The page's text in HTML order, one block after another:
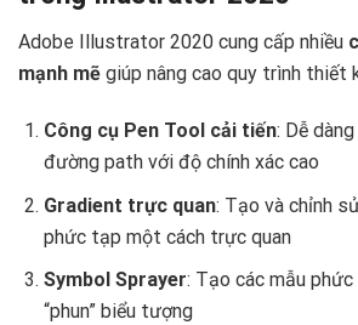
Adobe Illustrator 2020 cung cấp nhiều
mạnh mẽ giúp nâng cao quy trình thiết
Công cụ Pen Tool cải tiến: Dễ
đường path với độ chính xác cao
Gradient trực quan: Tạo và chỉnh
phức tạp một cách trực quan
Symbol Sprayer: Tạo các mẫu
“phun” biểu tượng